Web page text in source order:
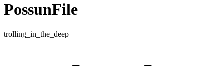
PossunFile
trolling_in_the_deep